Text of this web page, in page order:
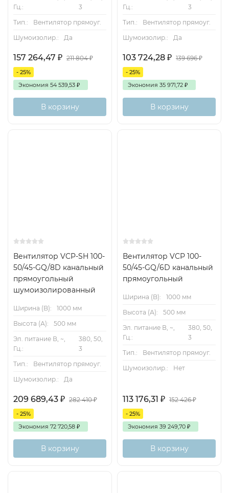
Гц.:
3
Тип.:
Вентилятор прямоуг.
Шумоизолир.:
Да
157 264,47 ₽ 211 804₽
- 25%
Экономия 54 539,53 ₽
В корзину
Гц.:
3
Тип.:
Вентилятор прямоуг.
Шумоизолир.:
Да
103 724,28 ₽ 139 696₽
- 25%
Экономия 35 971,72 ₽
В корзину
Вентилятор VCP-SH 100-
50/45-GQ/8D канальный
прямоугольный
шумоизолированный
Ширина (B):
1000 мм
Высота (А):
500 мм
Эл. питание В, ~,
Гц.:
380, 50,
3
Тип.:
Вентилятор прямоуг.
Шумоизолир.:
Да
209 689,43 ₽ 282 410₽
- 25%
Экономия 72 720,58 ₽
В корзину
Вентилятор VCP 100-
50/45-GQ/6D канальный
прямоугольный
Ширина (B):
1000 мм
Высота (А):
500 мм
Эл. питание В, ~,
Гц.:
380, 50,
3
Тип.:
Вентилятор прямоуг.
Шумоизолир.:
Нет
113 176,31 ₽ 152 426₽
- 25%
Экономия 39 249,70 ₽
В корзину